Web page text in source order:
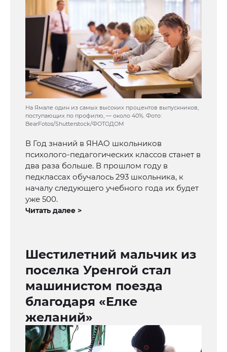
На Ямале один из самых высоких процентов выпускников,
поступающих по профилю, — около 40%. Фото:
BearFotos/Shutterstock/ФОТОДОМ
В Год знаний в ЯНАО школьников
психолого-педагогических классов станет в
два раза больше. В прошлом году в
педклассах обучалось 293 школьника, к
началу следующего учебного года их будет
уже 500.
Читать далее >
Шестилетний мальчик из
поселка Уренгой стал
машинистом поезда
благодаря «Елке
желаний»